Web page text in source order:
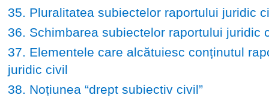
35. Pluralitatea subiectelor raportului juridic
36. Schimbarea subiectelor raportului juridic
37. Elementele care alcătuiesc conținutul
juridic civil
38. Noțiunea “drept subiectiv civil”